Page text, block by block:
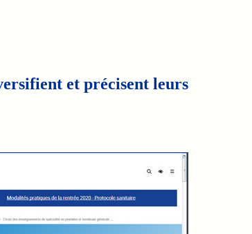
et précisent leurs